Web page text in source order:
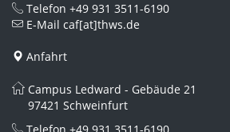
Telefon +49 931 3511-6190
E-Mail caf[at]thws.de
Anfahrt
Campus Ledward - Gebäude 21
97421 Schweinfurt